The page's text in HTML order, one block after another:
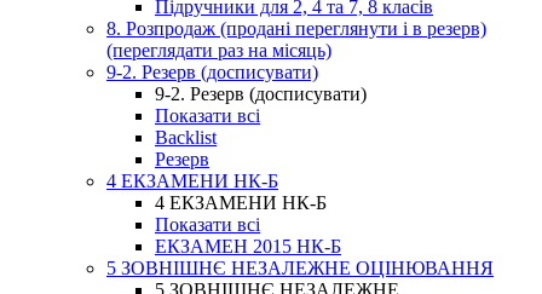
Підручники для 2, 4 та 7, 8 класів
8. Розпродаж (продані переглянути і в резерв)
(переглядати раз на місяць)
9-2. Резерв (досписувати)
9-2. Резерв (досписувати)
Показати всі
Backlist
Резерв
4 ЕКЗАМЕНИ НК-Б
4 ЕКЗАМЕНИ НК-Б
Показати всі
ЕКЗАМЕН 2015 НК-Б
5 ЗОВНІШНЄ НЕЗАЛЕЖНЕ ОЦІНЮВАННЯ
5 ЗОВНІШНЄ НЕЗАЛЕЖНЕ